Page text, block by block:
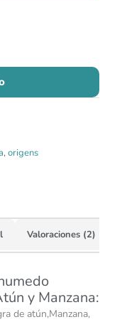
,origens
Valoraciones (2)
y Manzana:
de atún,Manzana,